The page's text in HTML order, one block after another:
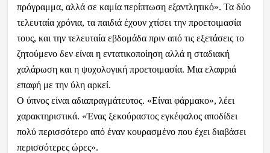
πρόγραμμα, αλλά σε καμία περίπτωση εξαντλητικό». Τα δύο
τελευταία χρόνια, τα παιδιά έχουν χτίσει την προετοιμασία
τους, και την τελευταία εβδομάδα πριν από τις εξετάσεις το
ζητούμενο δεν είναι η εντατικοποίηση αλλά η σταδιακή
χαλάρωση και η ψυχολογική προετοιμασία. Μια ελαφριά
επαφή με την ύλη αρκεί.
Ο ύπνος είναι αδιαπραγμάτευτος. «Είναι φάρμακο», λέει
χαρακτηριστικά. «Ένας ξεκούραστος εγκέφαλος αποδίδει
πολύ περισσότερο από έναν κουρασμένο που έχει διαβάσει
περισσότερες ώρες».